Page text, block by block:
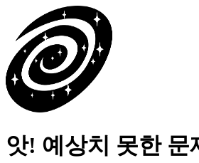
앗! 예상치 못한 문